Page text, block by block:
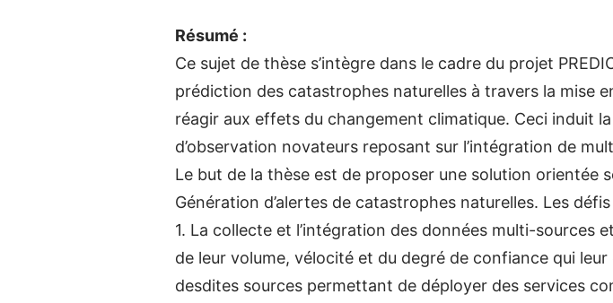
Résumé :
Ce sujet de thèse s’intègre dans le cadre du projet
prédiction des catastrophes naturelles à travers la mise
réagir aux effets du changement climatique. Ceci induit
d’observation novateurs reposant sur l’intégration de
Le but de la thèse est de proposer une solution orientée
Génération d’alertes de catastrophes naturelles. Les
1. La collecte et l’intégration des données multi-
de leur volume, vélocité et du degré de confiance qui
desdites sources permettant de déployer des services